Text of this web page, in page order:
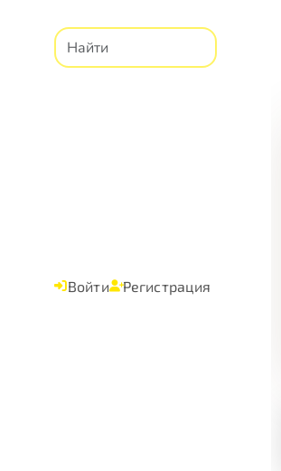
Войти Регистрация